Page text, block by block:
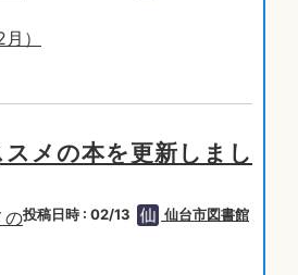
）
メの本を更新しまし
投稿日時 : 02/13 仙台市図書館
の